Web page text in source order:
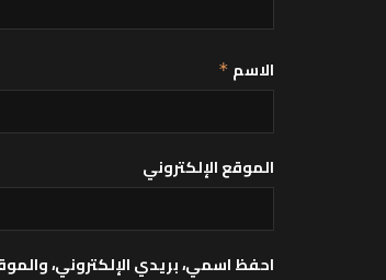
الاسم *
الموقع الإلكتروني
احفظ اسمي، بريدي الإلكتروني،